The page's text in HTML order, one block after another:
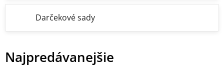
Darčekové sady
Najpredávanejšie